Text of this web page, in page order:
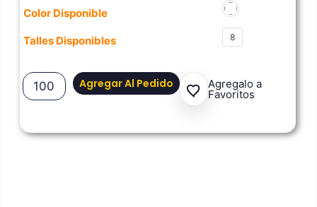
Color Disponible
Talles Disponibles 8
Agregar Al Pedido Agregalo a
Favoritos